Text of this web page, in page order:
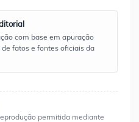
com base em apuração
fatos e fontes oficiais da
permitida mediante